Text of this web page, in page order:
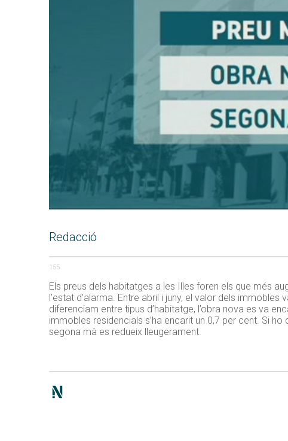
Redacció
155
Els preus dels habitatges a les Illes foren els que més
l’estat d’alarma. Entre abril i juny, el valor dels
diferenciam entre tipus d’habitatge, l’obra nova es va
immobles residencials s’ha encarit un 0,7 per cent. Si
segona mà es redueix lleugerament.